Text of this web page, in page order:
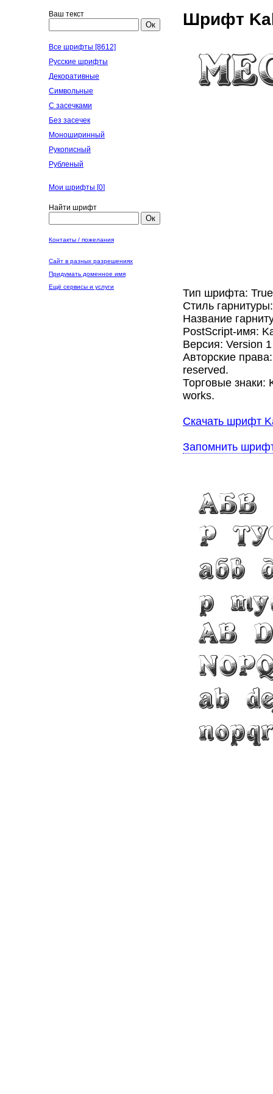
Ваш текст
Ок
Все шрифты [8612]
Русские шрифты
Декоративные
Символьные
С засечками
Без засечек
Моноширинный
Рукописный
Рубленый
Мои шрифты [0]
Найти шрифт
Ок
Контакты / пожелания
Сайт в разных разрешениях
Придумать доменное имя
Ещё сервисы и услуги
Шрифт
Тип шрифта:
Стиль
Название
PostScript-имя:
Версия: Version
Авторские
reserved.
Торговые знаки:
works.
Скачать шрифт
Запомнить